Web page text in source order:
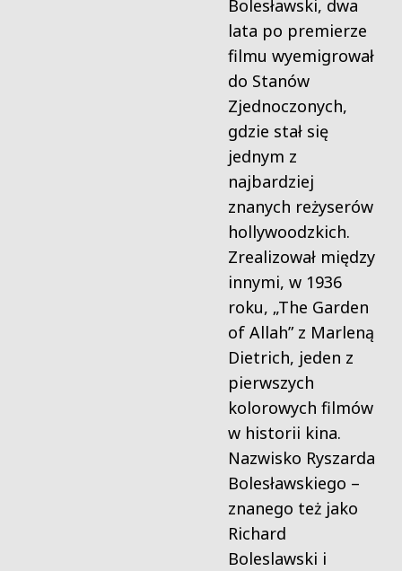
Bolesławski, dwa
lata po premierze
filmu wyemigrował
do Stanów
Zjednoczonych,
gdzie stał się
jednym z
najbardziej
znanych reżyserów
hollywoodzkich.
Zrealizował między
innymi, w 1936
roku, „The Garden
of Allah” z Marleną
Dietrich, jeden z
pierwszych
kolorowych filmów
w historii kina.
Nazwisko Ryszarda
Bolesławskiego –
znanego też jako
Richard
Boleslawski i